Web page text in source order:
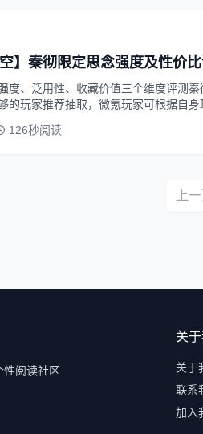
空】秦彻限定思念强度及性价
度、泛用性、收藏价值三个维度评测
的玩家推荐抽取，微氪玩家可根据自身
126秒阅读
上
性阅读社区
关于
关于
联系
加入